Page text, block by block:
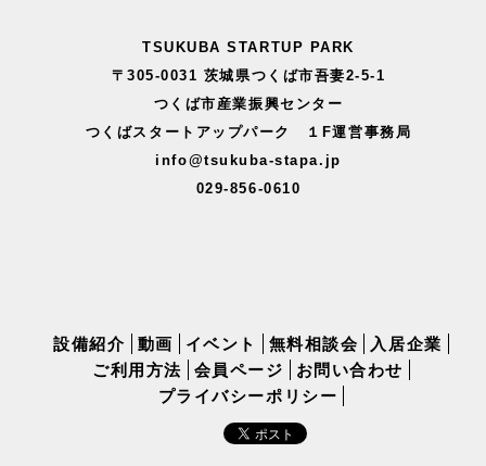
TSUKUBA STARTUP PARK
〒305-0031 茨城県つくば市吾妻2-5-1
つくば市産業振興センター
つくばスタートアップパーク １F運営事務局
info@tsukuba-stapa.jp
029-856-0610
設備紹介 動画 イベント 無料相談会
入居企業
ご利用方法
会員ページ
お問い合わせ
プライバシーポリシー